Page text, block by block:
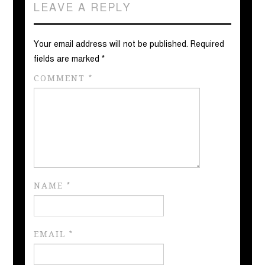
LEAVE A REPLY
Your email address will not be published. Required
fields are marked*
COMMENT*
NAME*
EMAIL*